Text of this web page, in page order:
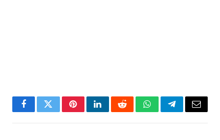
FacebookTwitterPinterestLinkedInRedditWhatsAppTelegramEmail